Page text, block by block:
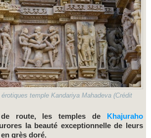
temple Kandariya Mahadeva (Crédit
de route, les temples de Khajuraho
la beauté exceptionnelle de leurs
grès doré.